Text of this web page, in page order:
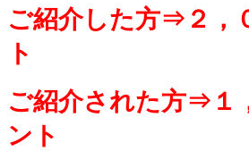
ご紹介した方⇒２，
ト
ご紹介された方⇒１
ント